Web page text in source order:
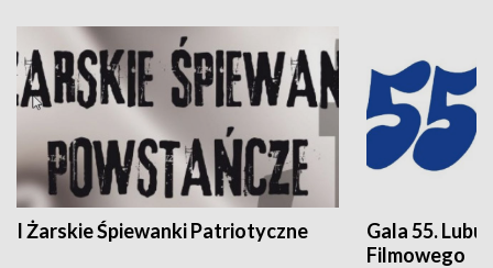
I Żarskie Śpiewanki Patriotyczne
Gala 55.
Filmowego